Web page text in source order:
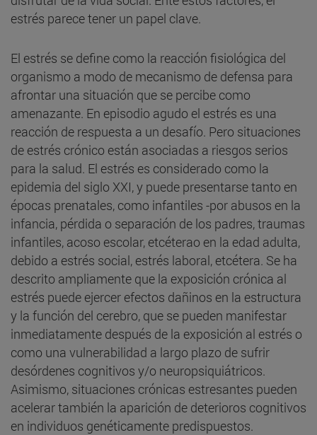
estrés parece tener un papel clave.
El estrés se define como la reacción fisiológica del
organismo a modo de mecanismo de defensa para
afrontar una situación que se percibe como
amenazante. En episodio agudo el estrés es una
reacción de respuesta a un desafío. Pero situaciones
de estrés crónico están asociadas a riesgos serios
para la salud. El estrés es considerado como la
epidemia del siglo XXI, y puede presentarse tanto en
épocas prenatales, como infantiles -por abusos en la
infancia, pérdida o separación de los padres, traumas
infantiles, acoso escolar, etcéterao en la edad adulta,
debido a estrés social, estrés laboral, etcétera. Se ha
descrito ampliamente que la exposición crónica al
estrés puede ejercer efectos dañinos en la estructura
y la función del cerebro, que se pueden manifestar
inmediatamente después de la exposición al estrés o
como una vulnerabilidad a largo plazo de sufrir
desórdenes cognitivos y/o neuropsiquiátricos.
Asimismo, situaciones crónicas estresantes pueden
acelerar también la aparición de deterioros cognitivos
en individuos genéticamente predispuestos.